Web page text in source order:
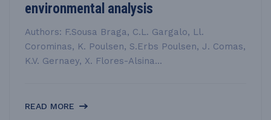
environmental analysis
Authors: F.Sousa Braga, C.L. Gargalo, Ll.
Corominas, K. Poulsen, S.Erbs Poulsen, J. Comas,
K.V. Gernaey, X. Flores-Alsina...
READ MORE